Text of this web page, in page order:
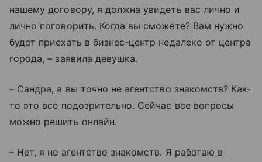
нашему договору, я должна увидеть вас лично и
лично поговорить. Когда вы сможете? Вам нужно
будет приехать в бизнес-центр недалеко от центра
города, – заявила девушка.
– Сандра, а вы точно не агентство знакомств? Как-
то это все подозрительно. Сейчас все вопросы
можно решить онлайн.
– Нет, я не агентство знакомств. Я работаю в